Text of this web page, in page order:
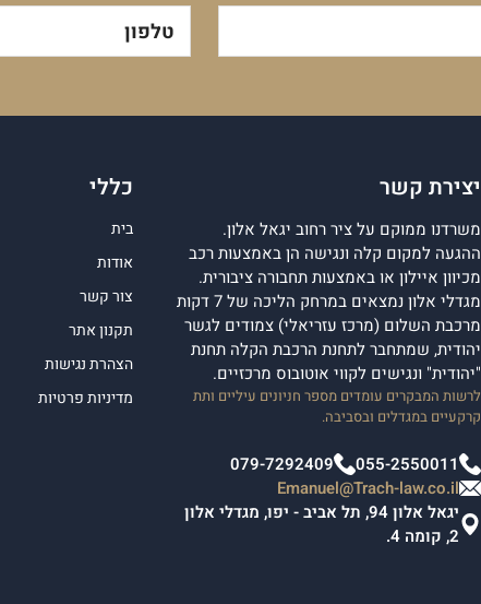
טלפון
יצירת קשר
משרדנו ממוקם על ציר רחוב יגאל אלון.
ההגעה למקום קלה ונגישה הן באמצעות רכב
מכיוון איילון או באמצעות תחבורה ציבורית.
מגדלי אלון נמצאים במרחק הליכה של 7 דקות
מרכבת השלום (מרכז עזריאלי) צמודים לגשר
יהודית, שמתחבר לתחנת הרכבת הקלה תחנת
"יהודית" ונגישים לקווי אוטובוס מרכזיים.
לרשות המבקרים עומדים מספר חניונים עיליים ותת
קרקעיים במגדלים ובסביבה.
055-2550011
079-7292409
Emanuel@Trach-law.co.il
יגאל אלון 94, תל אביב - יפו, מגדלי אלון
2, קומה 4.
כללי
בית
אודות
צור קשר
תקנון אתר
הצהרת נגישות
מדיניות פרטיות